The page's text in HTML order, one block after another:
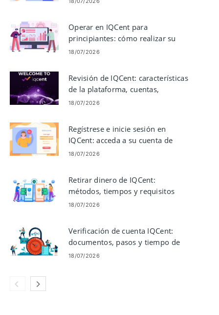
Operar en IQCent para
principiantes: cómo realizar su
primera operación
18/07/2026
Revisión de IQCent: características
de la plataforma, cuentas,
depósitos y operaciones
18/07/2026
Regístrese e inicie sesión en
IQCent: acceda a su cuenta de
operaciones
18/07/2026
Retirar dinero de IQCent:
métodos, tiempos y requisitos
18/07/2026
Verificación de cuenta IQCent:
documentos, pasos y tiempo de
procesamiento
18/07/2026